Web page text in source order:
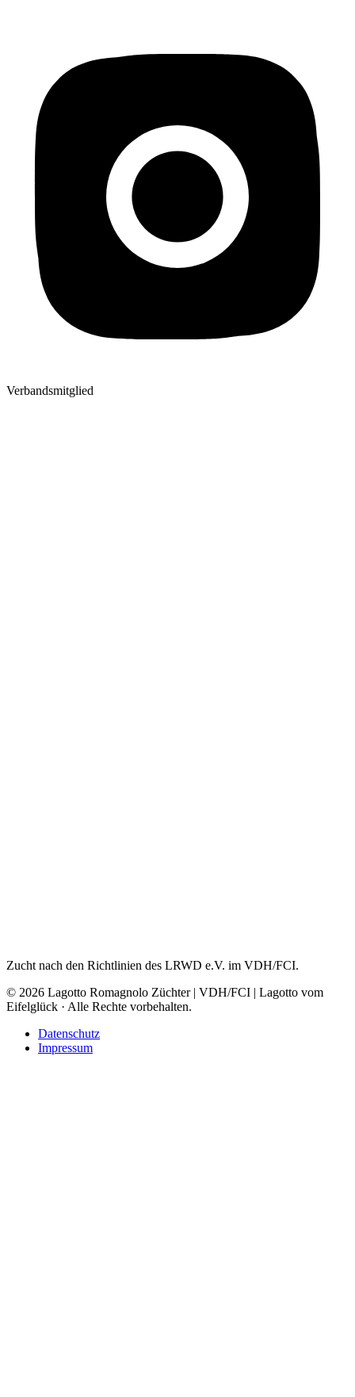
Verbandsmitglied
Zucht nach den Richtlinien des LRWD e.V. im VDH/FCI.
© 2026 Lagotto Romagnolo Züchter | VDH/FCI | Lagotto vom
Eifelglück · Alle Rechte vorbehalten.
Datenschutz
Impressum